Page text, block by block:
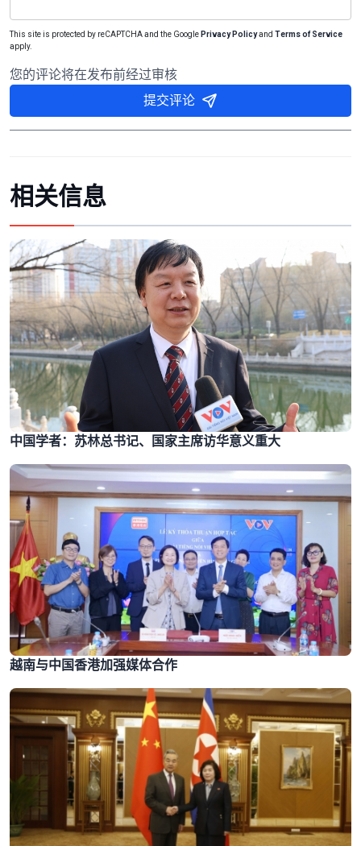
This site is protected by reCAPTCHA and the Google Privacy Policyand Terms of Service
apply.
您的评论将在发布前经过审核
提交评论
相关信息
中国学者：苏林总书记、国家主席访华意义重大
越南与中国香港加强媒体合作